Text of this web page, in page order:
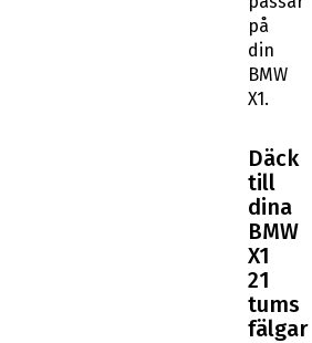
på
din
BMW
X1.
Däck
till
dina
BMW
X1
21
tums
fälgar